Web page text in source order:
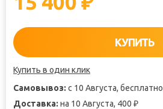
КУПИТЬ
Купить в один клик
Самовывоз: с 10 Августа, бесплатно
Доставка: на 10 Августа, 400 ₽